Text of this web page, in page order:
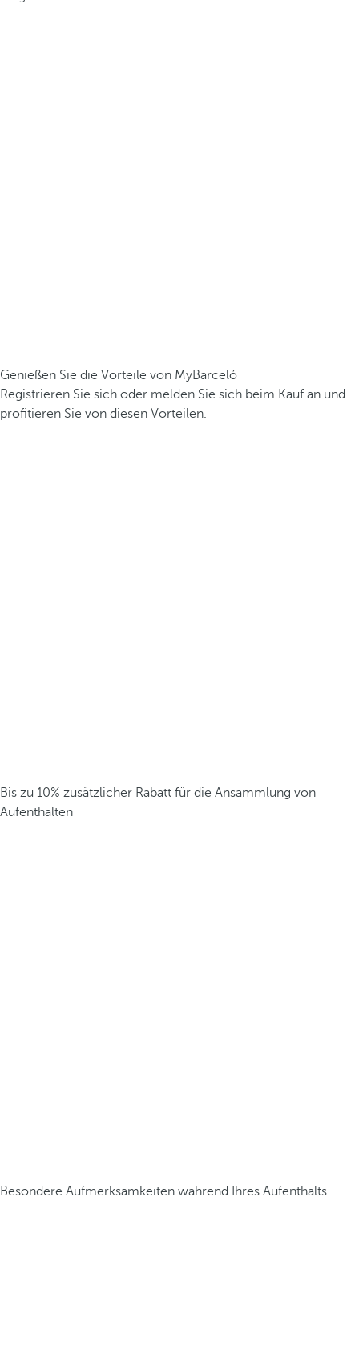
Genießen Sie die Vorteile von MyBarceló
Registrieren Sie sich oder melden Sie sich beim Kauf an und
profitieren Sie von diesen Vorteilen.
Bis zu 10% zusätzlicher Rabatt für die Ansammlung von
Aufenthalten
Besondere Aufmerksamkeiten während Ihres Aufenthalts